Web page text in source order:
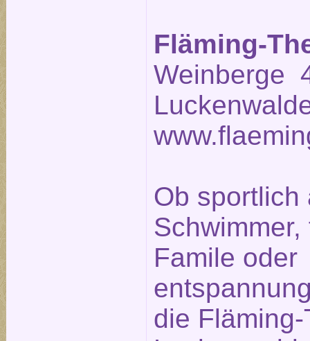
Fläming-
Weinberge
Ob sportlich
Famile oder
die